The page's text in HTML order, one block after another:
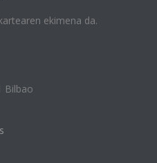
ekimena da.
Bilbao